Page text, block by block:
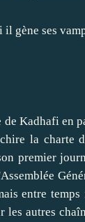
gène ses
Kadhafi en
la charte
premier
entre
autres